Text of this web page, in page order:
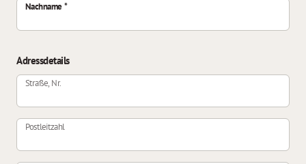
Nachname
Adressdetails
Straße, Nr.
Postleitzahl